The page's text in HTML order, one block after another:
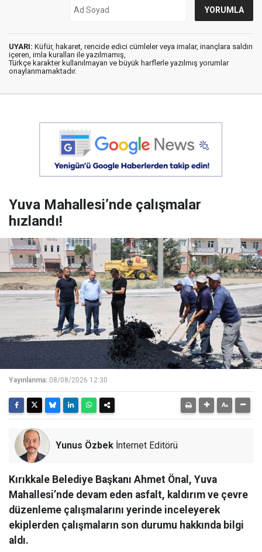
UYARI: Küfür, hakaret, rencide edici cümleler veya imalar, inançlara saldırı
içeren, imla kuralları ile yazılmamış,
Türkçe karakter kullanılmayan ve büyük harflerle yazılmış yorumlar
onaylanmamaktadır.
Yuva Mahallesi’nde çalışmalar
hızlandı!
Yayınlanma: 08/08/2026 12:30
Yunus Özbek İnternet Editörü
Kırıkkale Belediye Başkanı Ahmet Önal, Yuva
Mahallesi’nde devam eden asfalt, kaldırım ve çevre
düzenleme çalışmalarını yerinde inceleyerek
ekiplerden çalışmaların son durumu hakkında bilgi
aldı.